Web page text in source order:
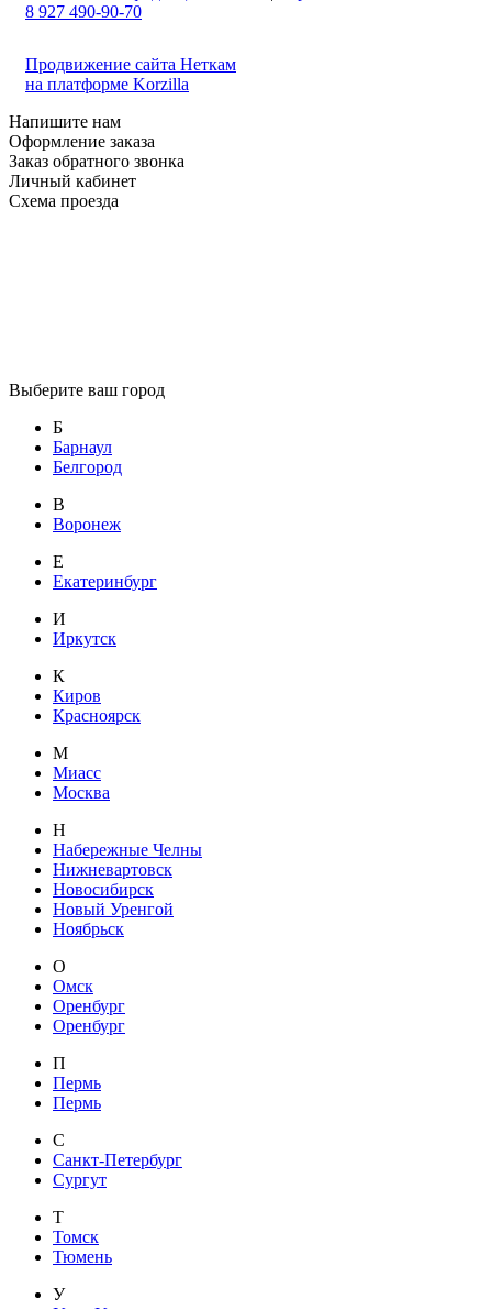
8 927 490-90-70
Продвижение сайта Неткам
на платформе Korzilla
Напишите нам
Оформление заказа
Заказ обратного звонка
Личный кабинет
Схема проезда
Выберите ваш город
Б
Барнаул
Белгород
В
Воронеж
Е
Екатеринбург
И
Иркутск
К
Киров
Красноярск
М
Миасс
Москва
Н
Набережные Челны
Нижневартовск
Новосибирск
Новый Уренгой
Ноябрьск
О
Омск
Оренбург
Оренбург
П
Пермь
Пермь
С
Санкт-Петербург
Сургут
Т
Томск
Тюмень
У